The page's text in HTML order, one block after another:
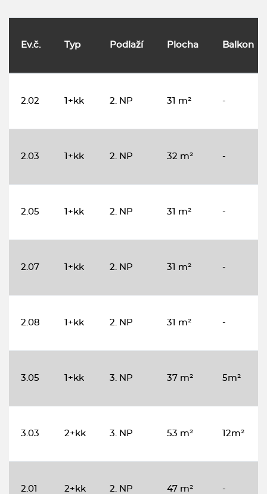
Ev.č. Typ Podlaží Plocha Balkon
2.02 1+kk 2. NP 31 m² -
2.03 1+kk 2. NP 32 m² -
2.05 1+kk 2. NP 31 m² -
2.07 1+kk 2. NP 31 m² -
2.08 1+kk 2. NP 31 m² -
3.05 1+kk 3. NP 37 m² 5m²
3.03 2+kk 3. NP 53 m² 12m²
2.01 2+kk 2. NP 47 m² -